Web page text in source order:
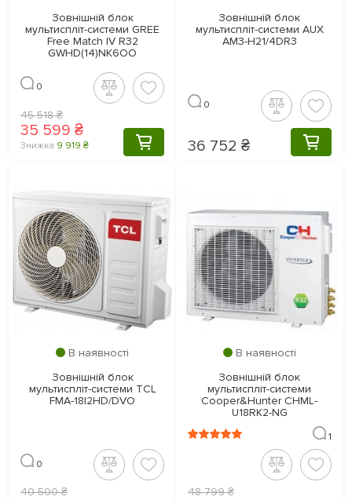
Зовнішній блок
мультиспліт-системи GREE
Free Match IV R32
GWHD(14)NK6OO
0
35 599 ₴
45 518 ₴
Знижка 9 919 ₴
Зовнішній блок
мультиспліт-системи AUX
AM3-H21/4DR3
0
36 752 ₴
В наявності
Зовнішній блок
мультиспліт-системи TCL
FMA-18I2HD/DVO
0
40 500 ₴
В наявності
Зовнішній блок
мультиспліт-системи
Cooper&Hunter CHML-
U18RK2-NG
1
48 799 ₴